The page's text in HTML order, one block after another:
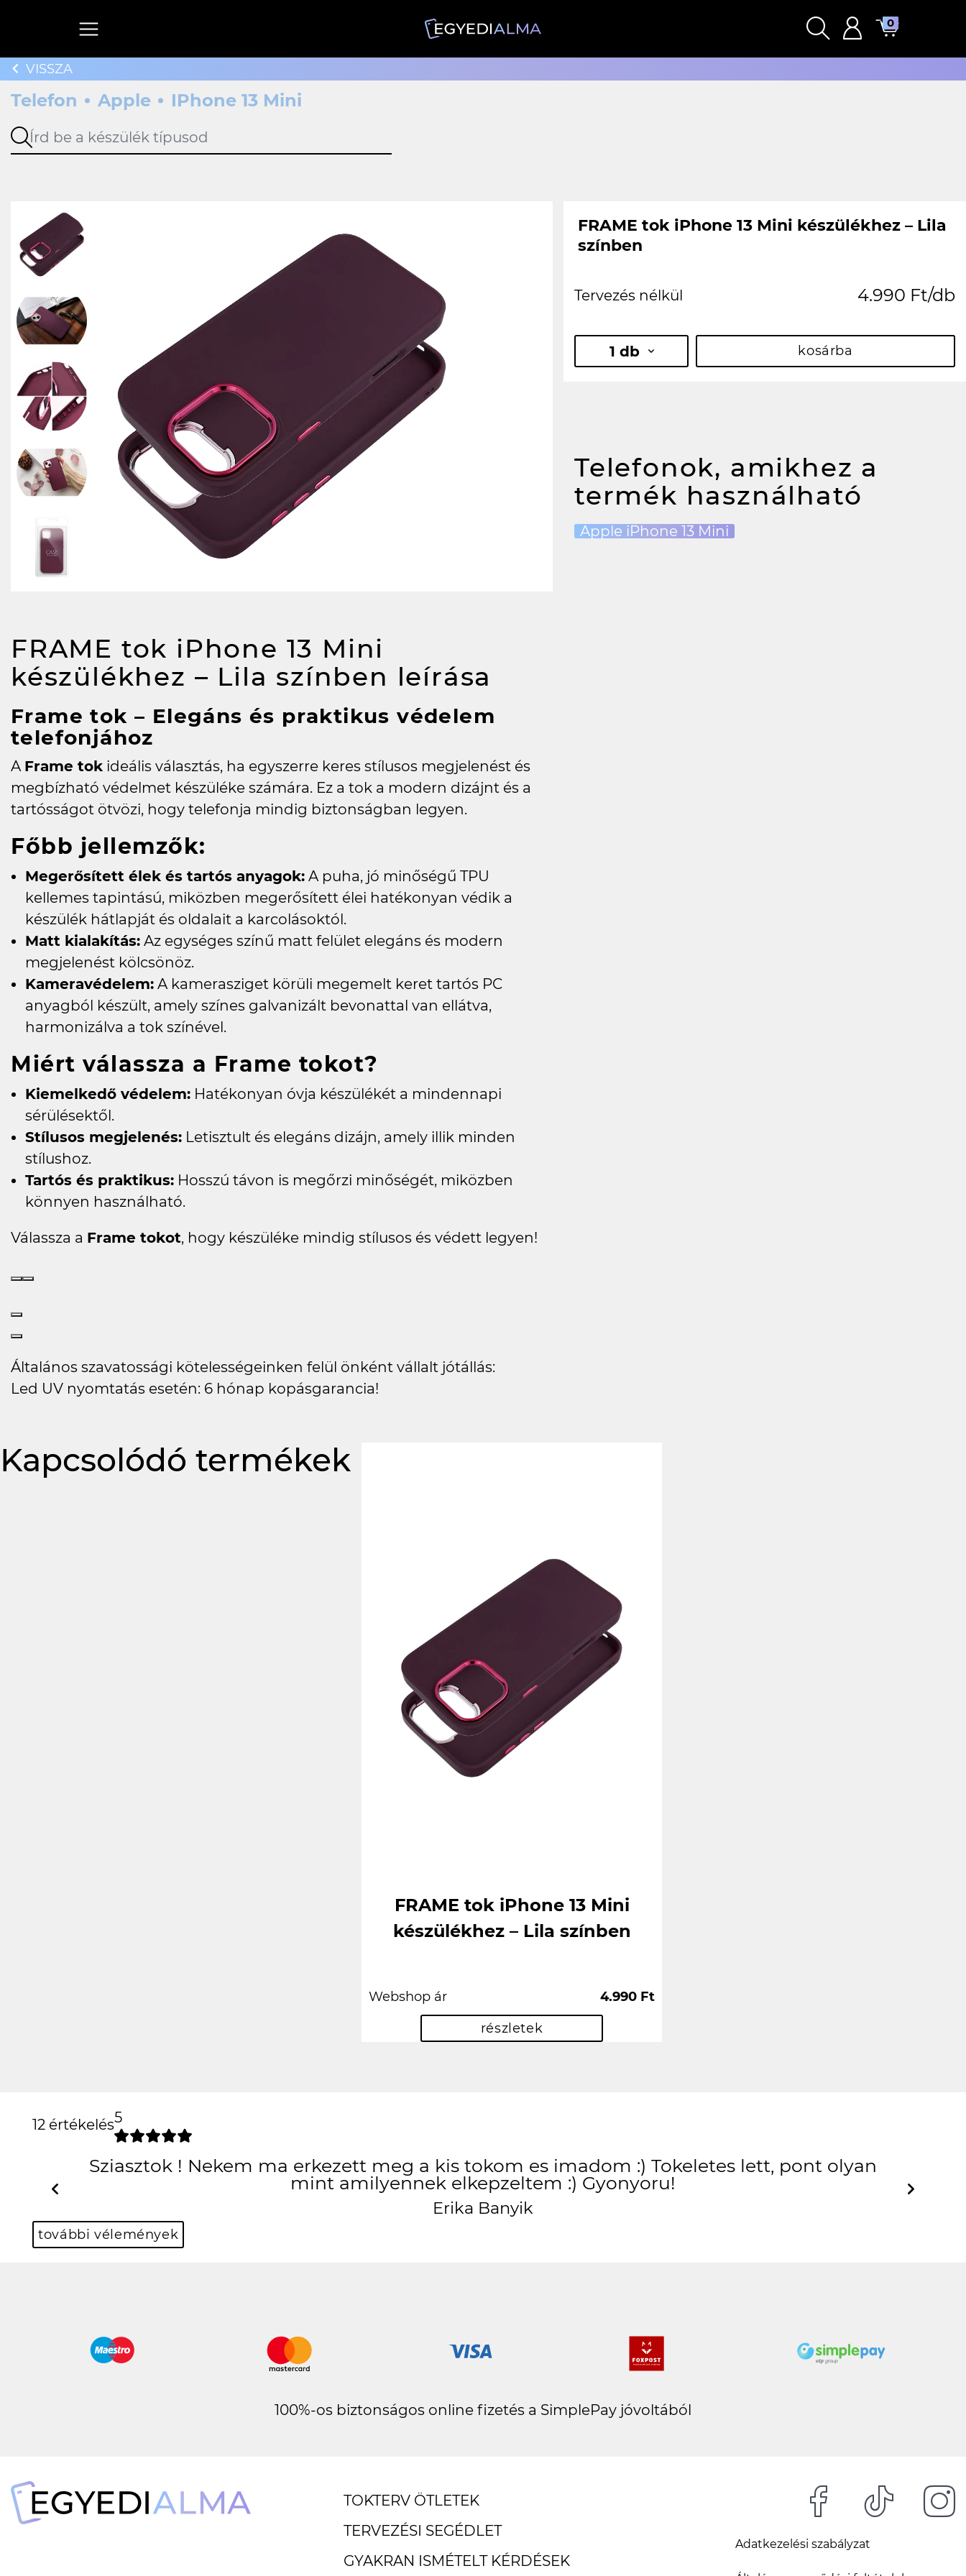
0
VISSZA
Telefon Apple IPhone 13 Mini
FRAME tok iPhone 13 Mini
készülékhez – Lila színben leírása
Frame tok – Elegáns és praktikus védelem
telefonjához
A Frame tok ideális választás, ha egyszerre keres stílusos megjelenést és
megbízható védelmet készüléke számára. Ez a tok a modern dizájnt és a
tartósságot ötvözi, hogy telefonja mindig biztonságban legyen.
Főbb jellemzők:
Megerősített élek és tartós anyagok: A puha, jó minőségű TPU
kellemes tapintású, miközben megerősített élei hatékonyan védik a
készülék hátlapját és oldalait a karcolásoktól.
Matt kialakítás: Az egységes színű matt felület elegáns és modern
megjelenést kölcsönöz.
Kameravédelem: A kamerasziget körüli megemelt keret tartós PC
anyagból készült, amely színes galvanizált bevonattal van ellátva,
harmonizálva a tok színével.
Miért válassza a Frame tokot?
Kiemelkedő védelem: Hatékonyan óvja készülékét a mindennapi
sérülésektől.
Stílusos megjelenés: Letisztult és elegáns dizájn, amely illik minden
stílushoz.
Tartós és praktikus: Hosszú távon is megőrzi minőségét, miközben
könnyen használható.
Válassza a Frame tokot, hogy készüléke mindig stílusos és védett legyen!
Általános szavatossági kötelességeinken felül önként vállalt jótállás:
Led UV nyomtatás esetén: 6 hónap kopásgarancia!
FRAME tok iPhone 13 Mini készülékhez – Lila
színben
Tervezés nélkül 4.990 Ft/db
1 db kosárba
Telefonok, amikhez a
termék használható
Apple iPhone 13 Mini
Kapcsolódó termékek
FRAME tok iPhone 13 Mini
készülékhez – Lila színben
Webshop ár
4.990 Ft
részletek
12 értékelés5
Sziasztok ! Nekem ma erkezett meg a kis tokom es imadom :) Tokeletes lett, pont olyan
mint amilyennek elkepzeltem :) Gyonyoru!
Erika Banyik
Previous Next
további vélemények
100%-os biztonságos online fizetés a SimplePay jóvoltából
TOKTERV ÖTLETEK
TERVEZÉSI SEGÉDLET
GYAKRAN ISMÉTELT KÉRDÉSEK
Adatkezelési szabályzat